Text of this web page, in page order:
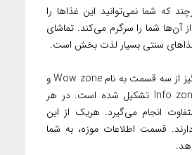
که شما نمی‌توانید این غذاها را
از آن‌ها شما را سرگرم می‌کند. تماشای
غذاهای سنتی بسیار لذت بخش است.
موزه غذاهای شگفت انگیز از سه قسمت به نام Wow zone و
Education zone و Info zone تشکیل شده است. در هر
انجام می‌گیرد. هریک از این
قسمت اطلاعات موزه، به شما